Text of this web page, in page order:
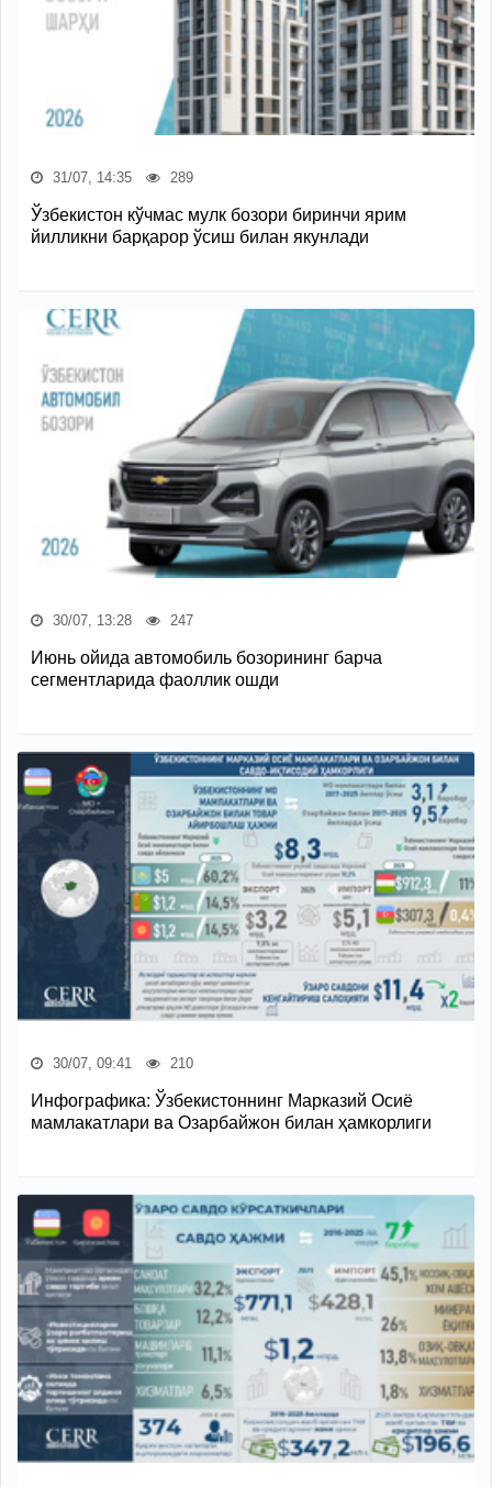
31/07, 14:35 289
Ўзбекистон кўчмас мулк бозори биринчи ярим
йилликни барқарор ўсиш билан якунлади
30/07, 13:28 247
Июнь ойида автомобиль бозорининг барча
сегментларида фаоллик ошди
30/07, 09:41 210
Инфографика: Ўзбекистоннинг Марказий Осиё
мамлакатлари ва Озарбайжон билан ҳамкорлиги